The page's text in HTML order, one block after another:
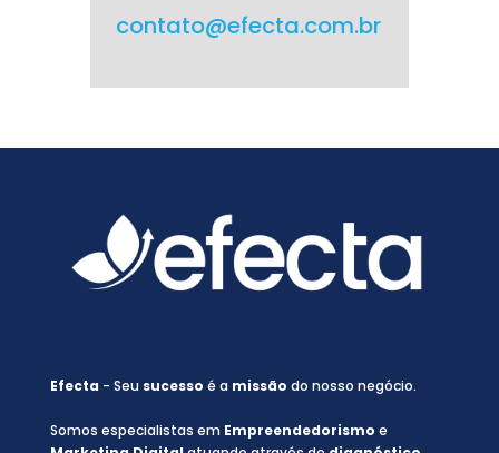
contato@efecta.com.br
Efecta - Seu sucesso é a missão do nosso negócio.
Somos especialistas em Empreendedorismo e